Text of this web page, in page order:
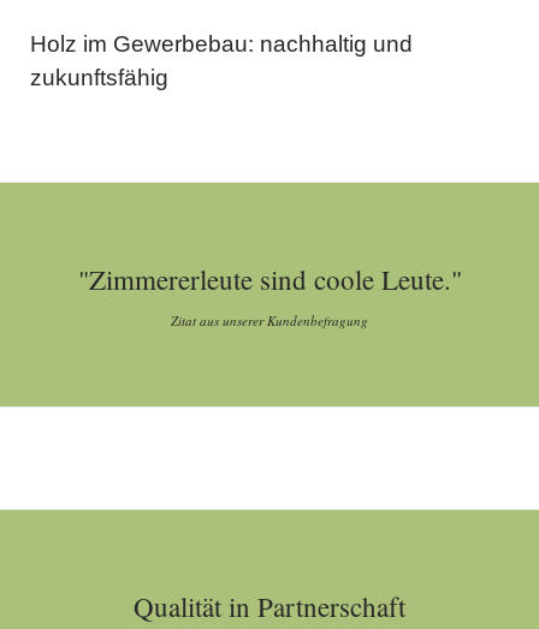
Holz im Gewerbebau: nachhaltig und
zukunftsfähig
"Zimmererleute sind coole Leute."
Zitat aus unserer Kundenbefragung
Qualität in Partnerschaft